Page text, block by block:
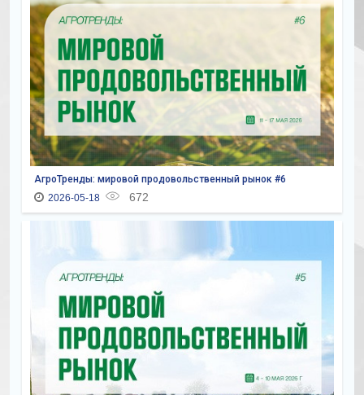
АгроТренды: мировой продовольственный рынок #6
2026-05-18
672